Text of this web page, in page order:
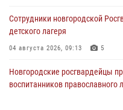
Новгородские росгвардейцы
лагеря «Волынь»
30 июля 2026, 08:40 5
Сотрудники новгородской
детского лагеря
04 августа 2026, 09:13 5
Новгородские росгвардейцы
воспитанников православного